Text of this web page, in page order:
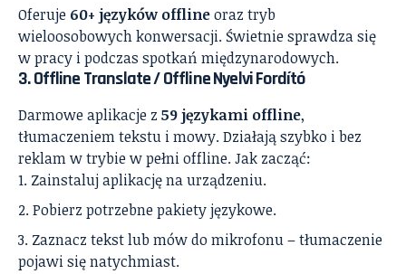
Oferuje 60+ języków offlineoraz tryb
wieloosobowych konwersacji. Świetnie sprawdza się
w pracy i podczas spotkań międzynarodowych.
3.Offline Translate / Offline Nyelvi Fordító
Darmowe aplikacje z 59 językami offline,
tłumaczeniem tekstu i mowy. Działają szybko i bez
reklam w trybie w pełni offline. Jak zacząć:
Zainstaluj aplikację na urządzeniu.
Pobierz potrzebne pakiety językowe.
Zaznacz tekst lub mów do mikrofonu – tłumaczenie
pojawi się natychmiast.